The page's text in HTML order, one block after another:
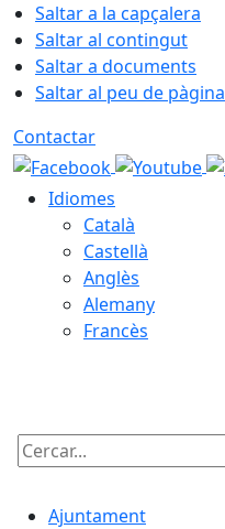
Saltar a la capçalera
Saltar al contingut
Saltar a documents
Saltar al peu de pàgina
Contactar
Idiomes
Català
Castellà
Anglès
Alemany
Francès
Cercar:
Ajuntament